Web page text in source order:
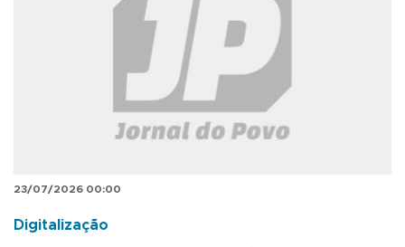
23/07/2026 00:00
Digitalização